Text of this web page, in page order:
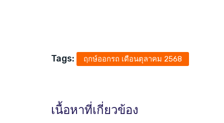
Tags: ฤกษ์ออกรถ เดือนตุลาคม 2568
เนื้อหาที่เกี่ยวข้อง